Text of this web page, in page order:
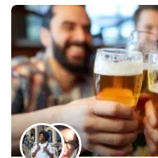
Elige tu local favorito